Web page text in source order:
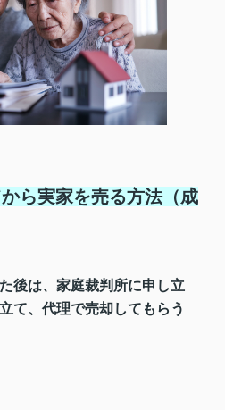
ら実家を売る方法（成
後は、家庭裁判所に申し立
て、代理で売却してもらう